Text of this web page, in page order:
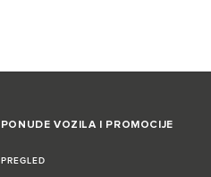
PONUDE VOZILA I PROMOCIJE
PREGLED